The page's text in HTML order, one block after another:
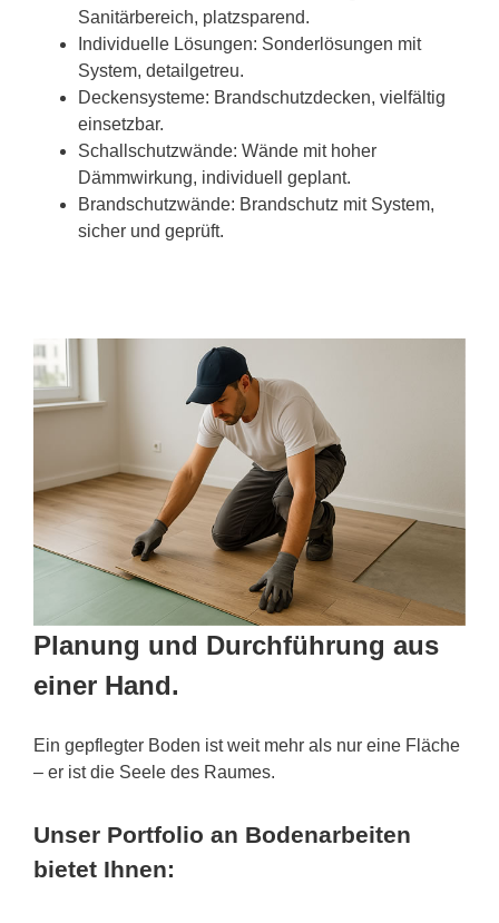
Sanitärbereich, platzsparend.
Individuelle Lösungen: Sonderlösungen mit
System, detailgetreu.
Deckensysteme: Brandschutzdecken, vielfältig
einsetzbar.
Schallschutzwände: Wände mit hoher
Dämmwirkung, individuell geplant.
Brandschutzwände: Brandschutz mit System,
sicher und geprüft.
Planung und Durchführung aus
einer Hand.
Ein gepflegter Boden ist weit mehr als nur eine Fläche
– er ist die Seele des Raumes.
Unser Portfolio an Bodenarbeiten
bietet Ihnen: